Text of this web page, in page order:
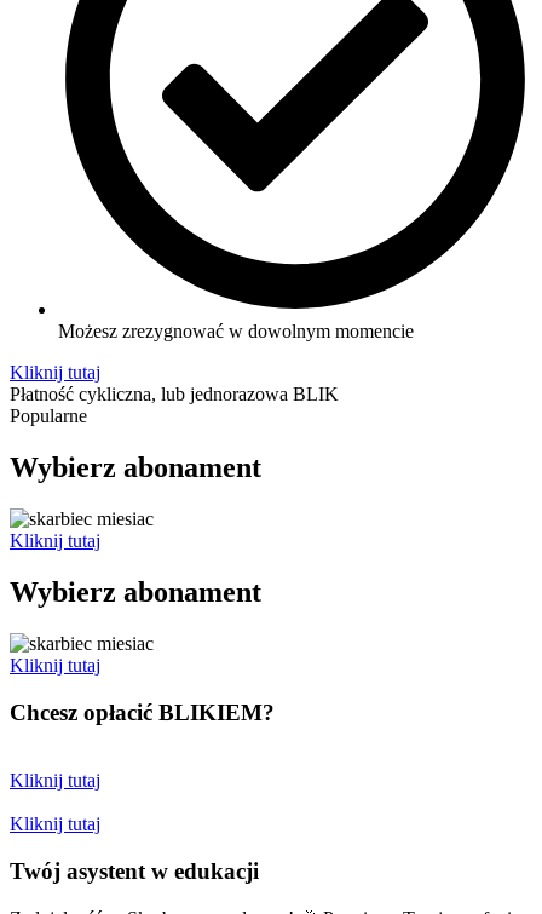
Możesz zrezygnować w dowolnym momencie
Kliknij tutaj
Płatność cykliczna, lub jednorazowa BLIK
Popularne
Wybierz abonament
Kliknij tutaj
Wybierz abonament
Kliknij tutaj
Chcesz opłacić BLIKIEM?
Kliknij tutaj
Kliknij tutaj
Twój asystent w edukacji